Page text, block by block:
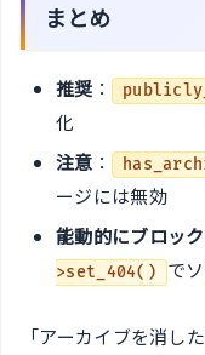
まとめ
推奨 ：
化
注意 ：
ージには無効
能動的にブロッ
>set_404()
で
「アーカイブを消し